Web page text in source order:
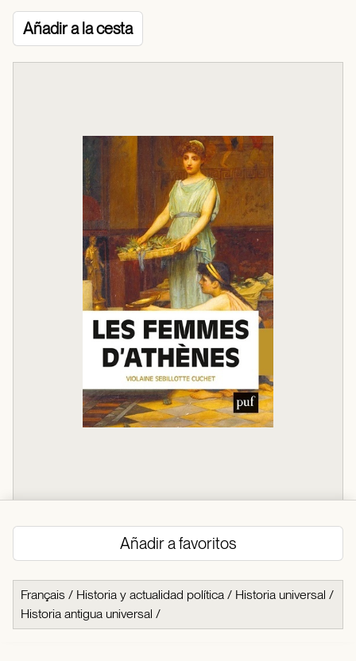
Añadir a la cesta
Añadir a favoritos
Français / Historia y actualidad política / Historia universal /
Historia antigua universal /